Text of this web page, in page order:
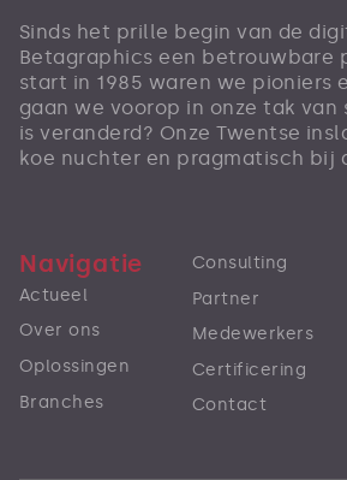
Sinds het prille begin van de
Betagraphics een betrouwbare
start in 1985 waren we pioniers
gaan we voorop in onze tak van
is veranderd? Onze Twentse
koe nuchter en pragmatisch bij
Navigatie
Actueel
Over ons
Oplossingen
Branches
Consulting
Partner
Medewerkers
Certificering
Contact